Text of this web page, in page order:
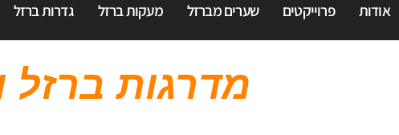
אודות פרוייקטים שערים מברזל מעקות ברזל גדרות ברזל
מדרגות ברזל